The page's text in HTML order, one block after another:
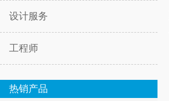
设计服务
工程师
热销产品